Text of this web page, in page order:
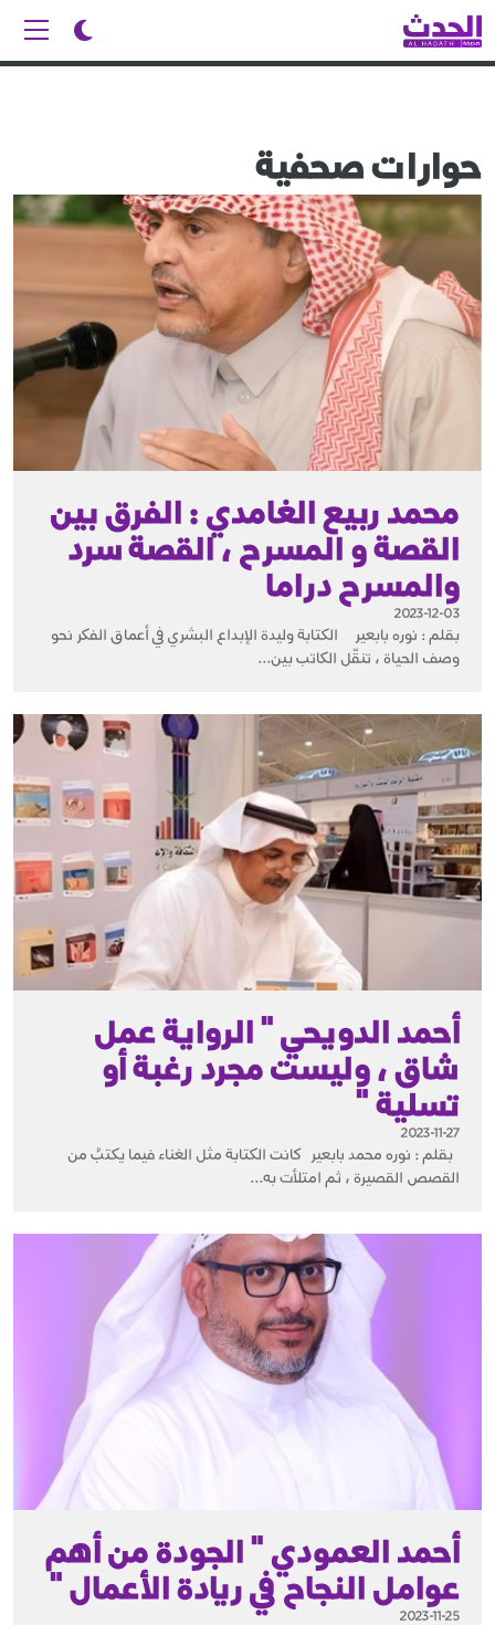
حوارات صحفية
محمد ربيع الغامدي : الفرق بين
القصة و المسرح ، القصة سرد
والمسرح دراما
2023-12-03
بقلم : نوره بابعير الكتابة وليدة الإبداع البشري في أعماق الفكر نحو
وصف الحياة ، تنقّل الكاتب بين...
أحمد الدويحي " الرواية عمل
شاق ، وليست مجرد رغبة أو
تسلية "
2023-11-27
بقلم : نوره محمد بابعير كانت الكتابة مثل الغناء فيما يكتبُ من
القصص القصيرة ، ثم امتلأت به...
أحمد العمودي " الجودة من أهم
عوامل النجاح في ريادة الأعمال "
2023-11-25